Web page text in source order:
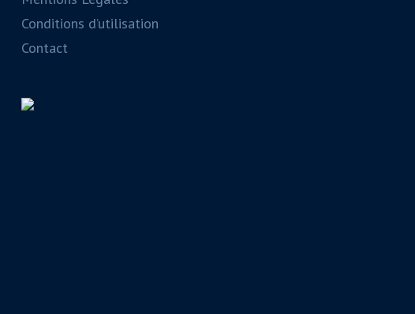
Conditions d’utilisation
Contact